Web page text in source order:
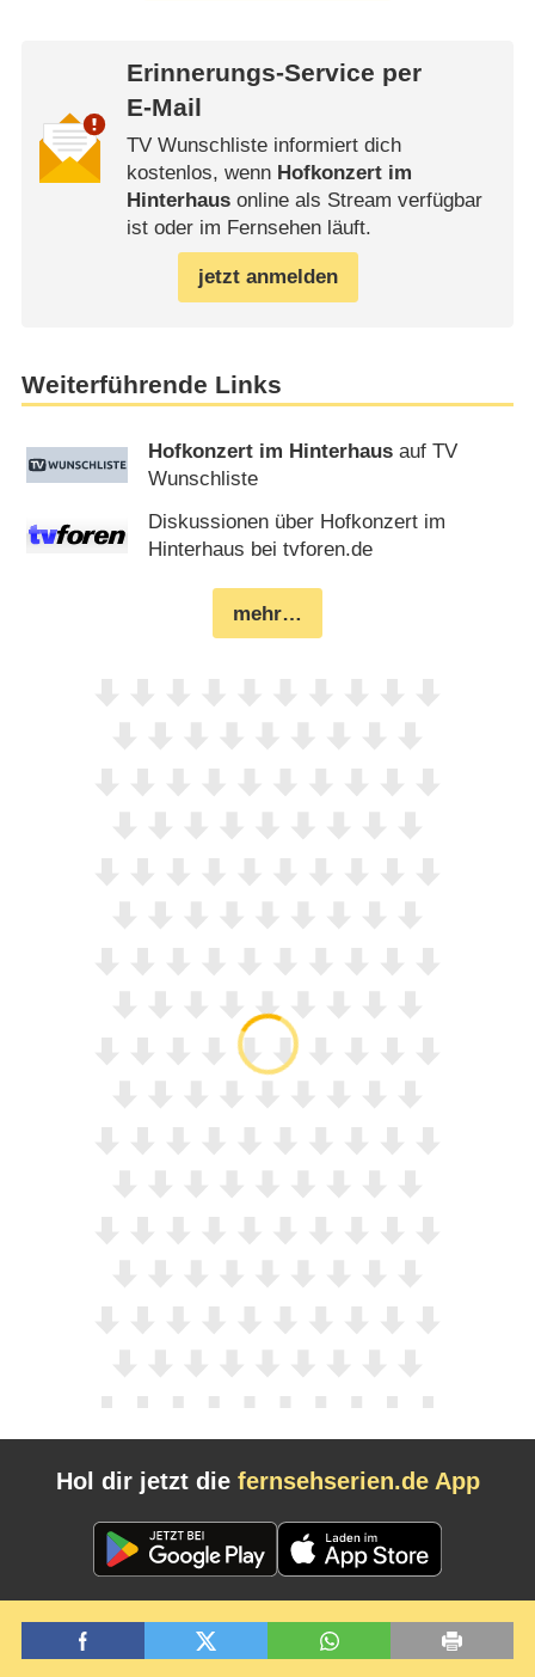
Erinnerungs-Service per
E-Mail
TV Wunschliste informiert dich
kostenlos, wenn Hofkonzert im
Hinterhausonline als Stream verfügbar
ist oder im Fernsehen läuft.
jetzt anmelden
Weiterführende Links
Hofkonzert im Hinterhaus auf TV
Wunschliste
Diskussionen über Hofkonzert im
Hinterhaus bei tvforen.de
mehr…
Hol dir jetzt die fernsehserien.de App